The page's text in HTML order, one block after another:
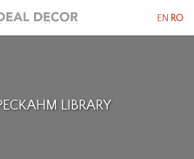
LIBRARY
EN RO